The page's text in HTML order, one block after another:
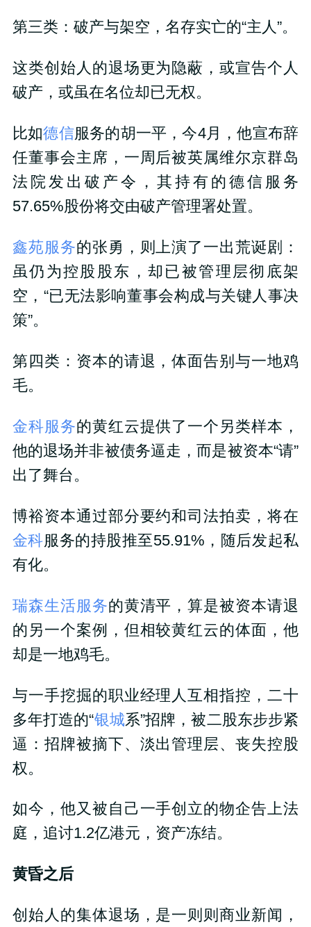
第三类：破产与架空，名存实亡的“主人”。
这类创始人的退场更为隐蔽，或宣告个人
破产，或虽在名位却已无权。
比如德信服务的胡一平，今4月，他宣布辞
任董事会主席，一周后被英属维尔京群岛
法院发出破产令，其持有的德信服务
57.65%股份将交由破产管理署处置。
鑫苑服务的张勇，则上演了一出荒诞剧：
虽仍为控股股东，却已被管理层彻底架
空，“已无法影响董事会构成与关键人事决
策”。
第四类：资本的请退，体面告别与一地鸡
毛。
金科服务的黄红云提供了一个另类样本，
他的退场并非被债务逼走，而是被资本“请”
出了舞台。
博裕资本通过部分要约和司法拍卖，将在
金科服务的持股推至55.91%，随后发起私
有化。
瑞森生活服务的黄清平，算是被资本请退
的另一个案例，但相较黄红云的体面，他
却是一地鸡毛。
与一手挖掘的职业经理人互相指控，二十
多年打造的“银城系”招牌，被二股东步步紧
逼：招牌被摘下、淡出管理层、丧失控股
权。
如今，他又被自己一手创立的物企告上法
庭，追讨1.2亿港元，资产冻结。
黄昏之后
创始人的集体退场，是一则则商业新闻，